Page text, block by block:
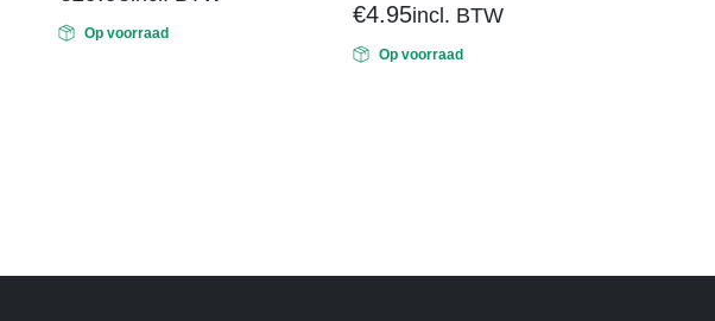
Op voorraad
€4.95incl. BTW
Op voorraad